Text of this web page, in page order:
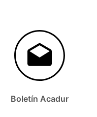
Boletín Acadur